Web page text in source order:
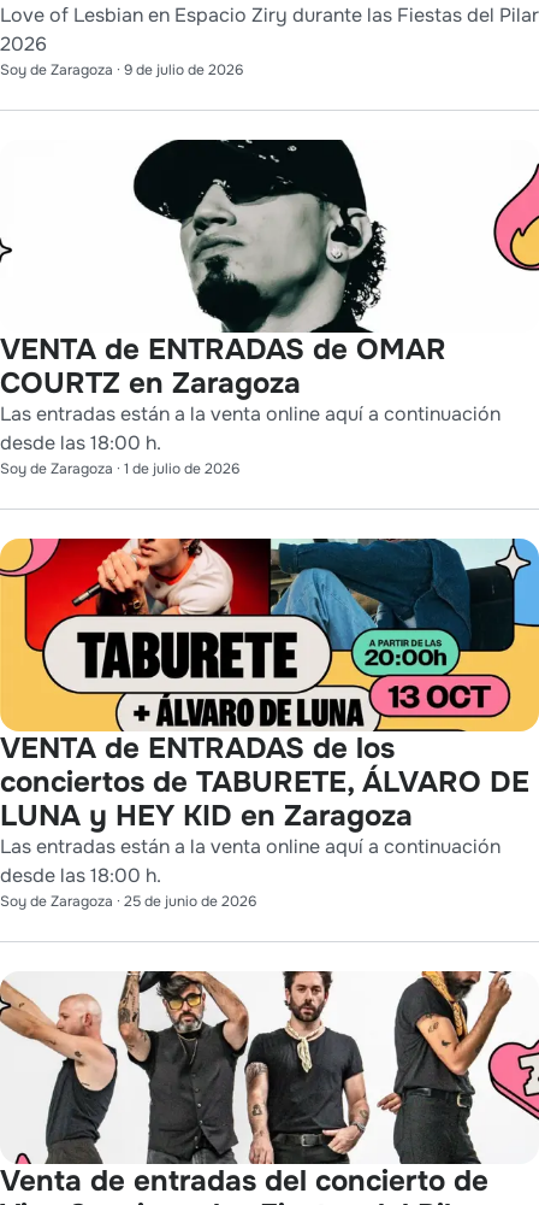
Love of Lesbian en Espacio Ziry durante las Fiestas del Pilar
2026
Soy de Zaragoza · 9 de julio de 2026
VENTA de ENTRADAS de OMAR
COURTZ en Zaragoza
Las entradas están a la venta online aquí a continuación
desde las 18:00 h.
Soy de Zaragoza · 1 de julio de 2026
VENTA de ENTRADAS de los
conciertos de TABURETE, ÁLVARO DE
LUNA y HEY KID en Zaragoza
Las entradas están a la venta online aquí a continuación
desde las 18:00 h.
Soy de Zaragoza · 25 de junio de 2026
Venta de entradas del concierto de